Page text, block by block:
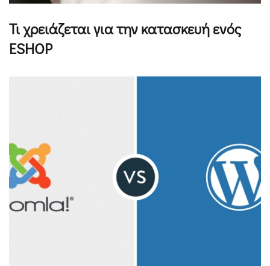
Τι χρειάζεται για την κατασκευή ενός
ESHOP